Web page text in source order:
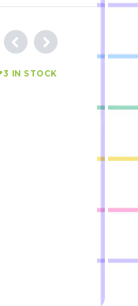
3 IN STOCK